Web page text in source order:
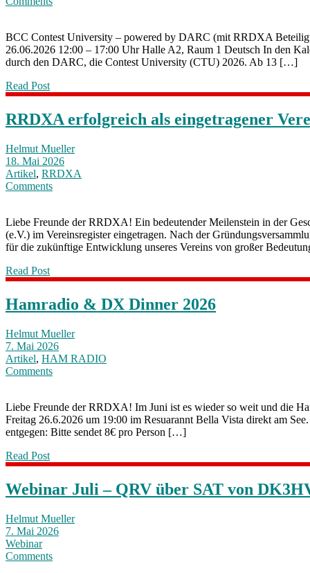
BCC Contest University – powered by DARC (mit RRDXA
26.06.2026 12:00 – 17:00 Uhr Halle A2, Raum 1 Deutsch In den
durch den DARC, die Contest University (CTU) 2026. Ab 13 […]
Read Post
RRDXA erfolgreich als eingetragener
Helmut Mueller
18. Mai 2026
Artikel, RRDXA
Comments
Liebe Freunde der RRDXA! Ein bedeutender Meilenstein in der
(e.V.) im Vereinsregister eingetragen. Nach der
für die zukünftige Entwicklung unseres Vereins von großer
Read Post
Hamradio & DX Dinner 2026
Helmut Mueller
7. Mai 2026
Artikel, HAM RADIO
Comments
Liebe Freunde der RRDXA! Im Juni ist es wieder so weit und die
Freitag 26.6.2026 um 19:00 im Resuarannt Bella Vista direkt am
entgegen: Bitte sendet 8€ pro Person […]
Read Post
Webinar Juli – QRV über SAT von
Helmut Mueller
7. Mai 2026
Webinar
Comments